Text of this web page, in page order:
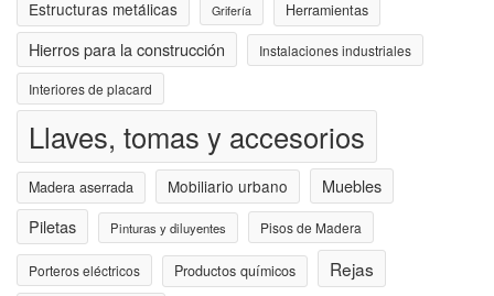
Estructuras metálicas Grifería Herramientas
Hierros para la construcción Instalaciones industriales
Interiores de placard
Llaves, tomas y accesorios
Madera aserrada Mobiliario urbano
Muebles
Piletas
Pinturas y diluyentes Pisos de Madera
Porteros eléctricos Productos químicos Rejas